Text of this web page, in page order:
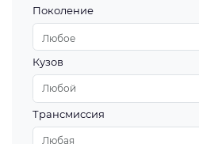
Поколение
Любое
Кузов
Трансмиссия